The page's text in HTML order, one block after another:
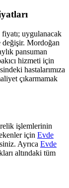
uygulanacak
değişir. Mordoğan
pansuman
hizmeti için
hastalarımıza
çıkarmamak
işlemlerinin
için Evde
Ayrıca Evde
altındaki tüm